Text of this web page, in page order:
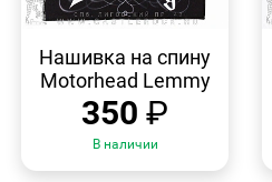
ПРОСМОТР
Нашивка на спину
Motorhead Lemmy
350 ₽
В наличии